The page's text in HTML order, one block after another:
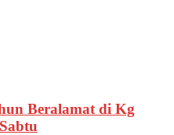
Beralamat di Kg